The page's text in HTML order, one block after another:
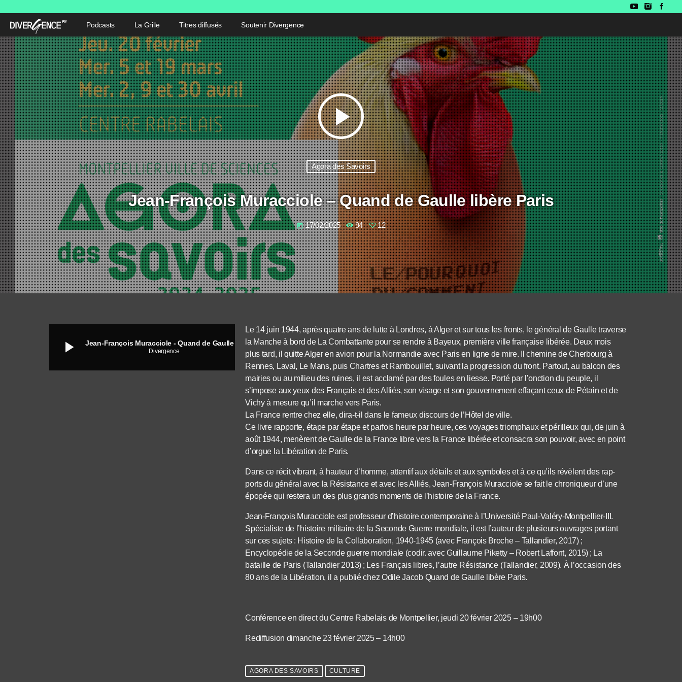
Podcasts La Grille Titres diffusés Soutenir Divergence
play_arrow
Agora des Savoirs
Jean-François Muracciole – Quand de Gaulle libère Paris
today 17/02/2025 94 12
play_arrow Divergence
Le 14 juin 1944, après quatre ans de lutte à Londres, à Alger et sur tous les fronts, le général de Gaulle traverse
la Manche à bord de La Combattante pour se rendre à Bayeux, première ville française libérée. Deux mois
plus tard, il quitte Alger en avion pour la Normandie avec Paris en ligne de mire. Il chemine de Cherbourg à
Rennes, Laval, Le Mans, puis Chartres et Rambouillet, suivant la progression du front. Partout, au balcon des
mairies ou au milieu des ruines, il est acclamé par des foules en liesse. Porté par l’onction du peuple, il
s’impose aux yeux des Français et des Alliés, son visage et son gouvernement effaçant ceux de Pétain et de
Vichy à mesure qu’il marche vers Paris.
La France rentre chez elle, dira-t-il dans le fameux discours de l’Hôtel de ville.
Ce livre rapporte, étape par étape et parfois heure par heure, ces voyages triomphaux et périlleux qui, de juin à
août 1944, menèrent de Gaulle de la France libre vers la France libérée et consacra son pouvoir, avec en point
d’orgue la Libération de Paris.
Dans ce récit vibrant, à hauteur d’homme, attentif aux détails et aux symboles et à ce qu’ils révèlent des rap-
ports du général avec la Résistance et avec les Alliés, Jean-François Muracciole se fait le chroniqueur d’une
épopée qui restera un des plus grands moments de l’histoire de la France.
Jean-François Muracciole est professeur d’histoire contemporaine à l’Université Paul-Valéry-Montpellier-III.
Spécialiste de l’histoire militaire de la Seconde Guerre mondiale, il est l’auteur de plusieurs ouvrages portant
sur ces sujets : Histoire de la Collaboration, 1940-1945 (avec François Broche – Tallandier, 2017) ;
Encyclopédie de la Seconde guerre mondiale (codir. avec Guillaume Piketty – Robert Laffont, 2015) ; La
bataille de Paris (Tallandier 2013) ; Les Français libres, l’autre Résistance (Tallandier, 2009). À l’occasion des
80 ans de la Libération, il a publié chez Odile Jacob Quand de Gaulle libère Paris.
Conférence en direct du Centre Rabelais de Montpellier, jeudi 20 février 2025 – 19h00
Rediffusion dimanche 23 février 2025 – 14h00
AGORA DES SAVOIRS CULTURE